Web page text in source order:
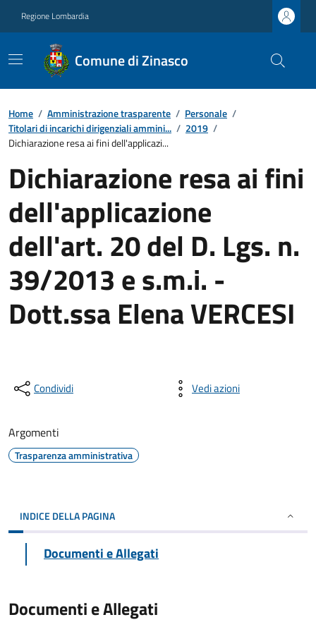
Regione Lombardia
Comune di Zinasco
Home / Amministrazione trasparente / Personale /
Titolari di incarichi dirigenziali ammini... / 2019 /
Dichiarazione resa ai fini dell'applicazi...
Dichiarazione resa ai fini
dell'applicazione
dell'art. 20 del D. Lgs. n.
39/2013 e s.m.i. -
Dott.ssa Elena VERCESI
Condividi Vedi azioni
Argomenti
Trasparenza amministrativa
INDICE DELLA PAGINA
Documenti e Allegati
Documenti e Allegati